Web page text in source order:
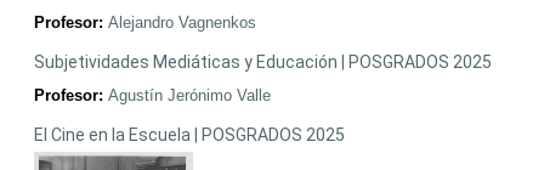
Profesor: Alejandro Vagnenkos
Subjetividades Mediáticas y Educación | POSGRADOS 2025
Profesor: Agustín Jerónimo Valle
El Cine en la Escuela | POSGRADOS 2025